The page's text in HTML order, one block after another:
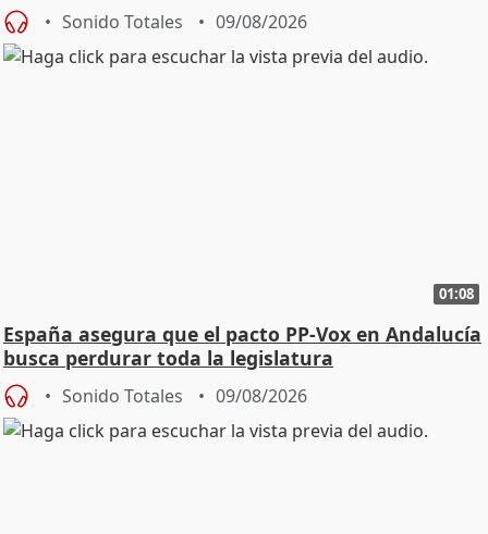
Sonido Totales 09/08/2026
01:08
España asegura que el pacto PP-Vox en Andalucía
busca perdurar toda la legislatura
Sonido Totales 09/08/2026